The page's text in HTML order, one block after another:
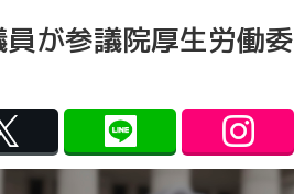
が参議院厚生労働委